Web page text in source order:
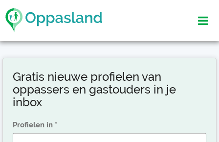
Gratis nieuwe profielen van
oppassers en gastouders in je
inbox
Profielen in